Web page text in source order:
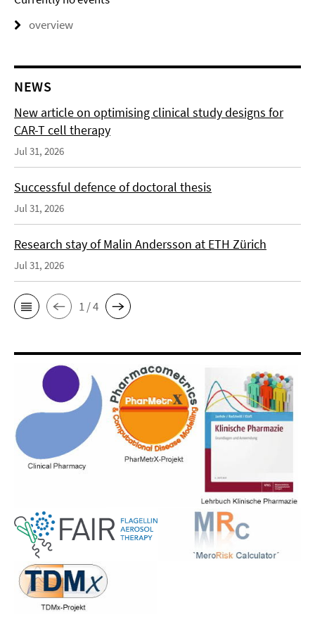
overview
NEWS
New article on optimising clinical study designs for
CAR-T cell therapy
Jul 31, 2026
Successful defence of doctoral thesis
Jul 31, 2026
Research stay of Malin Andersson at ETH Zürich
Jul 31, 2026
1 / 4